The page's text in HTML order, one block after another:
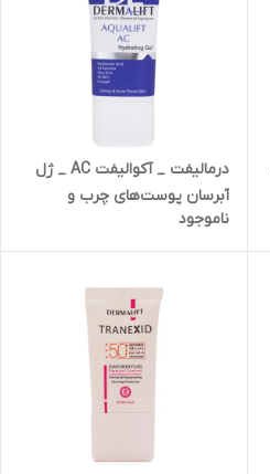
درمالیفت _ آکوالیفت AC _ ژل
آبرسان پوست‌های چرب و
جوشدار
ناموجود